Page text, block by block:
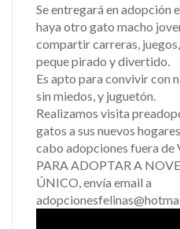
Se entregará en adopción
haya otro gato macho
compartir carreras,
peque pirado y divertido.
Es apto para convivir con
sin miedos, y juguetón.
Realizamos visita
gatos a sus nuevos
cabo adopciones fuera de
PARA ADOPTAR A
ÚNICO, envía email a